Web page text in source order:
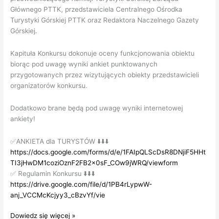
Głównego PTTK, przedstawiciela Centralnego Ośrodka
Turystyki Górskiej PTTK oraz Redaktora Naczelnego Gazety
Górskiej.
Kapituła Konkursu dokonuje oceny funkcjonowania obiektu
biorąc pod uwagę wyniki ankiet punktowanych
przygotowanych przez wizytujących obiekty przedstawicieli
organizatorów konkursu.
Dodatkowo brane będą pod uwagę wyniki internetowej
ankiety!
✅ANKIETA dla TURYSTÓW ⬇️⬇️⬇️
https://docs.google.com/forms/d/e/1FAIpQLScDsR8DNjiF5HHt
TI3jHwDM1coziOznF2FB2x0sF_COw9jWRQ/viewform
✅ Regulamin Konkursu ⬇️⬇️⬇️
https://drive.google.com/file/d/1PB4rLypwW-
anj_VCCMcKcjyy3_cBzvYf/vie
Wybierzcie
Dowiedz się więcej »